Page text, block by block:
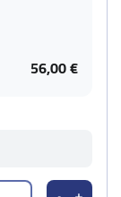
56,00 €